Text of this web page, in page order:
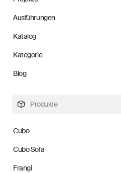
Ausführungen
Katalog
Kategorie
Blog
Produkte
Cubo
Cubo Sofa
Frangi